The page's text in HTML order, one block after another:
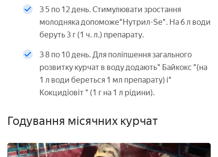
З 5 по 12 день. Стимулювати зростання
молодняка допоможе"Нутрил-Se". На 6 л води
беруть 3 г (1 ч. л.) препарату.
З 8 по 10 день. Для поліпшення загального
розвитку курчат в воду додають" Байкокс "(на
1 л води береться 1 мл препарату) і"
Кокцидіовіт " (1 г на 1 л рідини).
Годування місячних курчат